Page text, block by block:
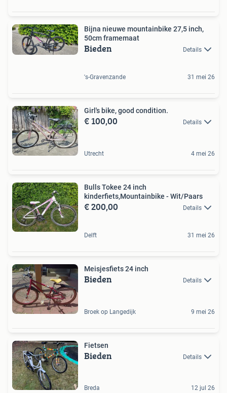
Bijna nieuwe mountainbike 27,5 inch,
50cm framemaat
Bieden Details
's-Gravenzande 31 mei 26
Girl's bike, good condition.
€ 100,00 Details
Utrecht 4 mei 26
Bulls Tokee 24 inch
kinderfiets,Mountainbike - Wit/Paars
€ 200,00 Details
Delft 31 mei 26
Meisjesfiets 24 inch
Bieden Details
Broek op Langedijk 9 mei 26
Fietsen
Bieden Details
Breda 12 jul 26